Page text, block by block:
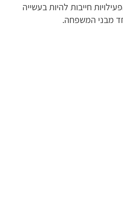
חייבות להיות בעשייה
מבני המשפחה.